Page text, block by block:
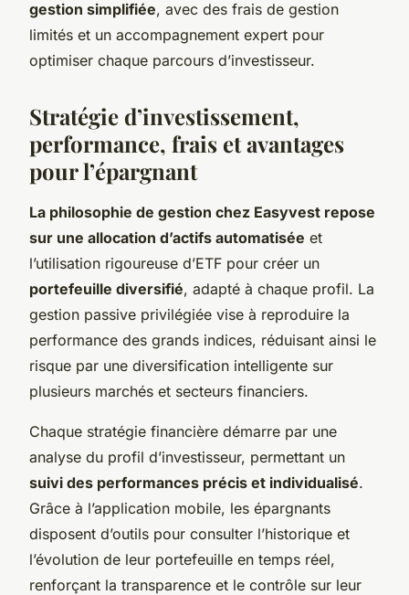
gestion simplifiée, avec des frais de gestion
limités et un accompagnement expert pour
optimiser chaque parcours d’investisseur.
Stratégie d’investissement,
performance, frais et avantages
pour l’épargnant
La philosophie de gestion chez Easyvest repose
sur une allocation d’actifs automatisée et
l’utilisation rigoureuse d’ETF pour créer un
portefeuille diversifié, adapté à chaque profil. La
gestion passive privilégiée vise à reproduire la
performance des grands indices, réduisant ainsi le
risque par une diversification intelligente sur
plusieurs marchés et secteurs financiers.
Chaque stratégie financière démarre par une
analyse du profil d’investisseur, permettant un
suivi des performances précis et individualisé.
Grâce à l’application mobile, les épargnants
disposent d’outils pour consulter l’historique et
l’évolution de leur portefeuille en temps réel,
renforçant la transparence et le contrôle sur leur